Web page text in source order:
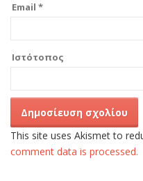
Email *
Ιστότοπος
This site uses Akismet to
comment data is processed.